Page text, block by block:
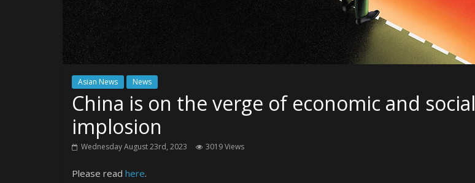
Asian News News
China is on the verge of economic and social
implosion
Wednesday August 23rd, 2023 3019 Views
Please read here.